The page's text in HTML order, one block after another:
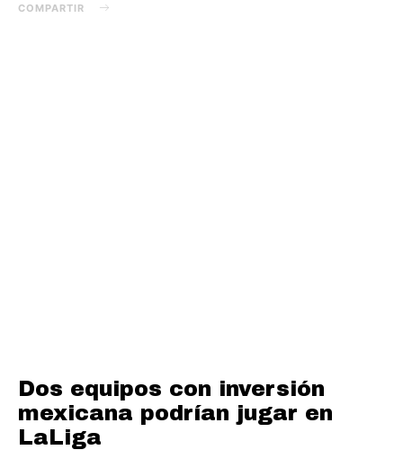
COMPARTIR
Dos equipos con inversión
mexicana podrían jugar en
LaLiga